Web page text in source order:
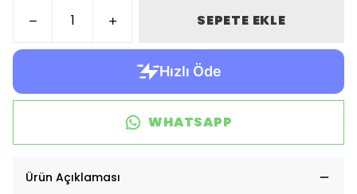
SEPETE EKLE
WHATSAPP
Ürün Açıklaması